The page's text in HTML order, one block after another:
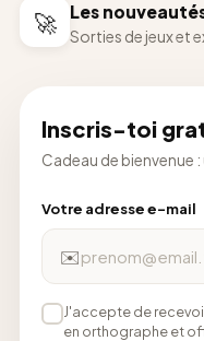
🚀 Les
Sorties de jeux et
Inscris-toi
Cadeau de bienvenue
Votre adresse e-mail
✉️
J'accepte de
en orthographe et